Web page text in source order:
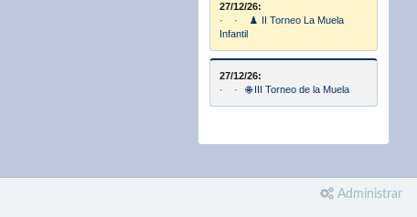
27/12/26:
· · ♟️ II Torneo La Muela
Infantil
27/12/26:
· · 🌐 III Torneo de la Muela
Administrar